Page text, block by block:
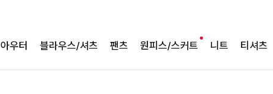
아우터 블라우스/셔츠 팬츠 원피스/스커트 니트 티셔츠